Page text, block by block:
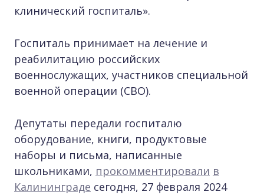
клинический госпиталь».
Госпиталь принимает на лечение и
реабилитацию российских
военнослужащих, участников специальной
военной операции (СВО).
Депутаты передали госпиталю
оборудование, книги, продуктовые
наборы и письма, написанные
школьниками, прокомментировали в
Калининграде сегодня, 27 февраля 2024